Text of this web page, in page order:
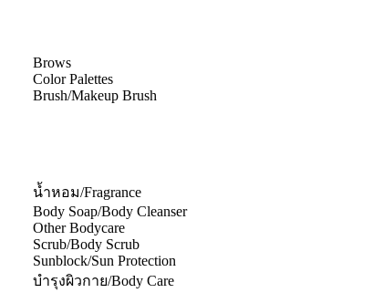
Brows
Color Palettes
Brush/Makeup Brush
น้ำหอม/Fragrance
Body Soap/Body Cleanser
Other Bodycare
Scrub/Body Scrub
Sunblock/Sun Protection
บำรุงผิวกาย/Body Care